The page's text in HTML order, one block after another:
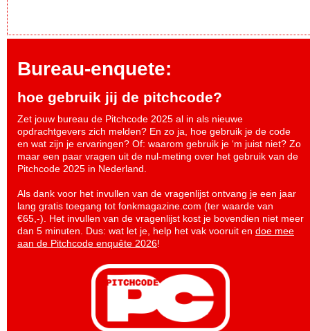
Bureau-enquete:
hoe gebruik jij de pitchcode?
Zet jouw bureau de Pitchcode 2025 al in als nieuwe
opdrachtgevers zich melden? En zo ja, hoe gebruik je de code
en wat zijn je ervaringen? Of: waarom gebruik je ‘m juist niet? Zo
maar een paar vragen uit de nul-meting over het gebruik van de
Pitchcode 2025 in Nederland.
Als dank voor het invullen van de vragenlijst ontvang je een jaar
lang gratis toegang tot fonkmagazine.com (ter waarde van
€65,-). Het invullen van de vragenlijst kost je bovendien niet meer
dan 5 minuten. Dus: wat let je, help het vak vooruit en doe mee
aan de Pitchcode enquête 2026!